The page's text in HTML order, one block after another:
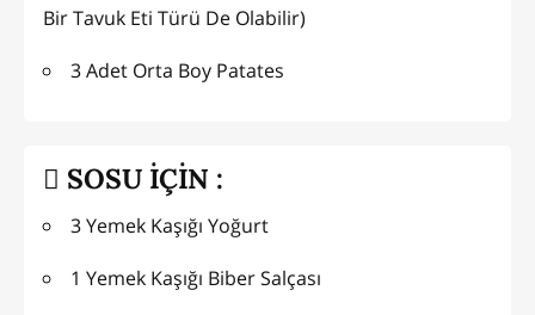
Bir Tavuk Eti Türü De Olabilir)
3 Adet Orta Boy Patates
SOSU İÇİN :
3 Yemek Kaşığı Yoğurt
1 Yemek Kaşığı Biber Salçası